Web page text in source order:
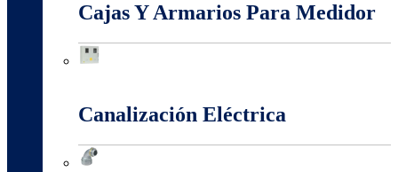
Cajas Y Armarios Para Medidor
Canalización Eléctrica